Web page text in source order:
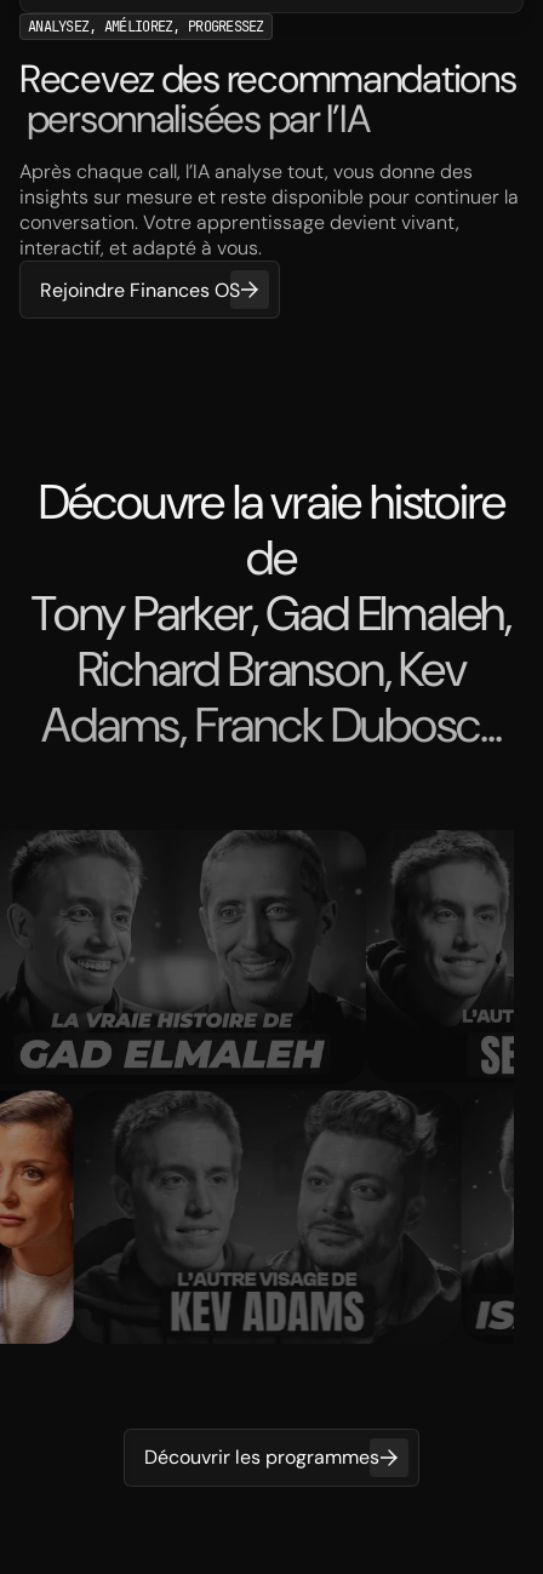
ANALYSEZ, AMÉLIOREZ, PROGRESSEZ
Recevez des recommandations
personnalisées par l’IA
Après chaque call, l’IA analyse tout, vous donne des
insights sur mesure et reste disponible pour continuer la
conversation. Votre apprentissage devient vivant,
interactif, et adapté à vous.
Rejoindre Finances OS
Découvre la vraie histoire
de
Tony Parker, Gad Elmaleh,
Richard Branson, Kev
Adams, Franck Dubosc...
Découvrir les programmes